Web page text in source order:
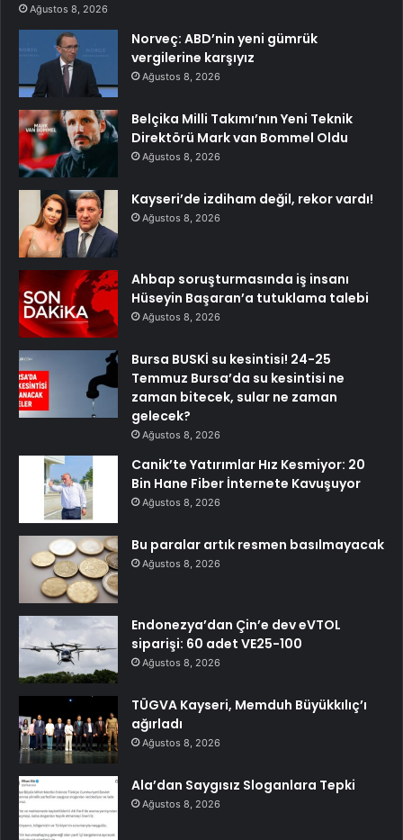
Ağustos 8, 2026
Norveç: ABD’nin yeni gümrük
vergilerine karşıyız
Ağustos 8, 2026
Belçika Milli Takımı’nın Yeni Teknik
Direktörü Mark van Bommel Oldu
Ağustos 8, 2026
Kayseri’de izdiham değil, rekor vardı!
Ağustos 8, 2026
Ahbap soruşturmasında iş insanı
Hüseyin Başaran’a tutuklama talebi
Ağustos 8, 2026
Bursa BUSKİ su kesintisi! 24-25
Temmuz Bursa’da su kesintisi ne
zaman bitecek, sular ne zaman
gelecek?
Ağustos 8, 2026
Canik’te Yatırımlar Hız Kesmiyor: 20
Bin Hane Fiber İnternete Kavuşuyor
Ağustos 8, 2026
Bu paralar artık resmen basılmayacak
Ağustos 8, 2026
Endonezya’dan Çin’e dev eVTOL
siparişi: 60 adet VE25-100
Ağustos 8, 2026
TÜGVA Kayseri, Memduh Büyükkılıç’ı
ağırladı
Ağustos 8, 2026
Ala’dan Saygısız Sloganlara Tepki
Ağustos 8, 2026